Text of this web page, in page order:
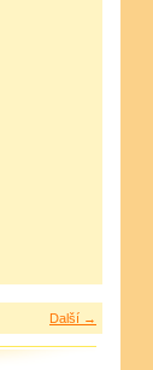
Další →